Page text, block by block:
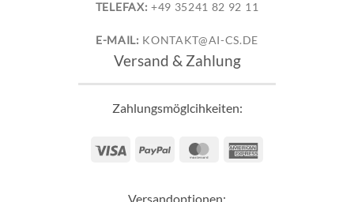
TELEFAX: +49 35241 82 92 11
E-MAIL: KONTAKT@AI-CS.DE
Versand & Zahlung
Zahlungsmöglcihkeiten:
Visa PayPal MasterCard
Versandoptionen: